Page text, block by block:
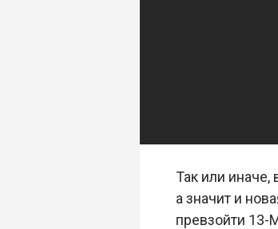
Так или иначе,
а значит и
превзойти 13-